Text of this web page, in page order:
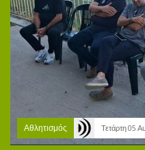
Αθλητισμός Τετάρτη 05